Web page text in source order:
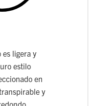
es ligera y
estilo
en
y